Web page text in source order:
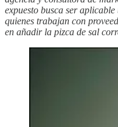
expuesto busca ser
quienes trabajan con
en añadir la pizca de sal